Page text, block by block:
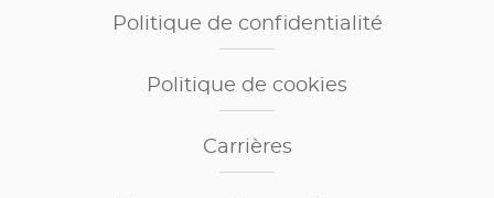
Politique de confidentialité
Politique de cookies
Carrières